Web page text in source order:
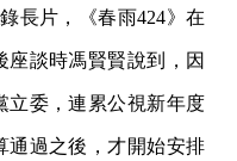
長片，《春雨424》在
談時馮賢賢說到，因
立委，連累公視新年度
通過之後，才開始安排